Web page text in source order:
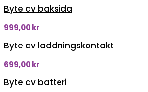
Byte av baksida
999,00kr
Byte av laddningskontakt
699,00kr
Byte av batteri